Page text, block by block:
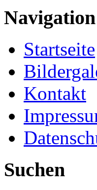
Navigation
Startseite
Kontakt
Suchen